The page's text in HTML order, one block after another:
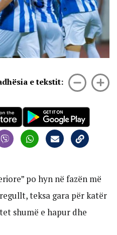
e tekstit:
po hyn në fazën më
teksa gara për katër
shumë e hapur dhe